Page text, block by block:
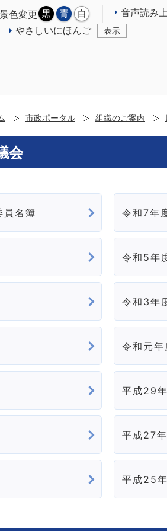
色変更 音声読み
やさしいにほんご 表示
市政ポータル 組織のご案内
会
員名簿 令和7年
令和5年
令和3年
令和元年
平成29
平成27
平成25